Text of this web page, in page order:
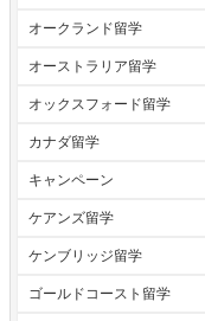
オークランド留学
オーストラリア留学
オックスフォード留学
カナダ留学
キャンペーン
ケアンズ留学
ケンブリッジ留学
ゴールドコースト留学